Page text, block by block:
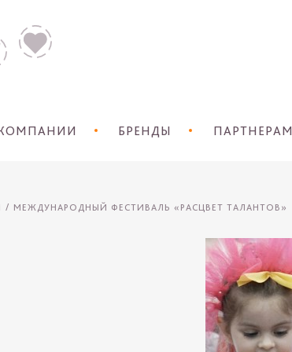
БРЕНДЫ ПАРТНЕРАМ
МЕЖДУНАРОДНЫЙ ФЕСТИВАЛЬ «РАСЦВЕТ ТАЛАНТОВ»